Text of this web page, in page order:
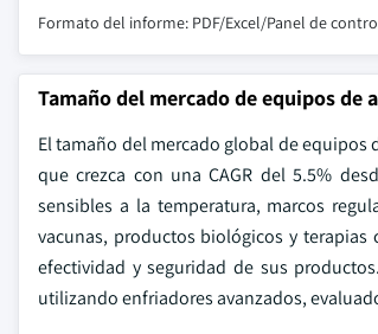
Formato del informe: PDF/Excel/Panel de
Tamaño del mercado de equipos de
El tamaño del mercado global de equipos
que crezca con una CAGR del 5.5%
sensibles a la temperatura, marcos
vacunas, productos biológicos y
efectividad y seguridad de sus
utilizando enfriadores avanzados,